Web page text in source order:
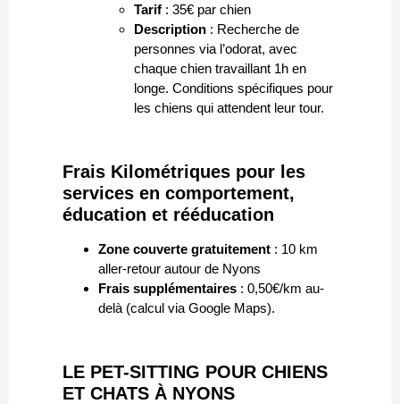
Tarif : 35€ par chien
Description : Recherche de
personnes via l’odorat, avec
chaque chien travaillant 1h en
longe. Conditions spécifiques pour
les chiens qui attendent leur tour.
Frais Kilométriques pour les
services en comportement,
éducation et rééducation
Zone couverte gratuitement : 10 km
aller-retour autour de Nyons
Frais supplémentaires : 0,50€/km au-
delà (calcul via Google Maps).
LE PET-SITTING POUR CHIENS
ET CHATS À NYONS